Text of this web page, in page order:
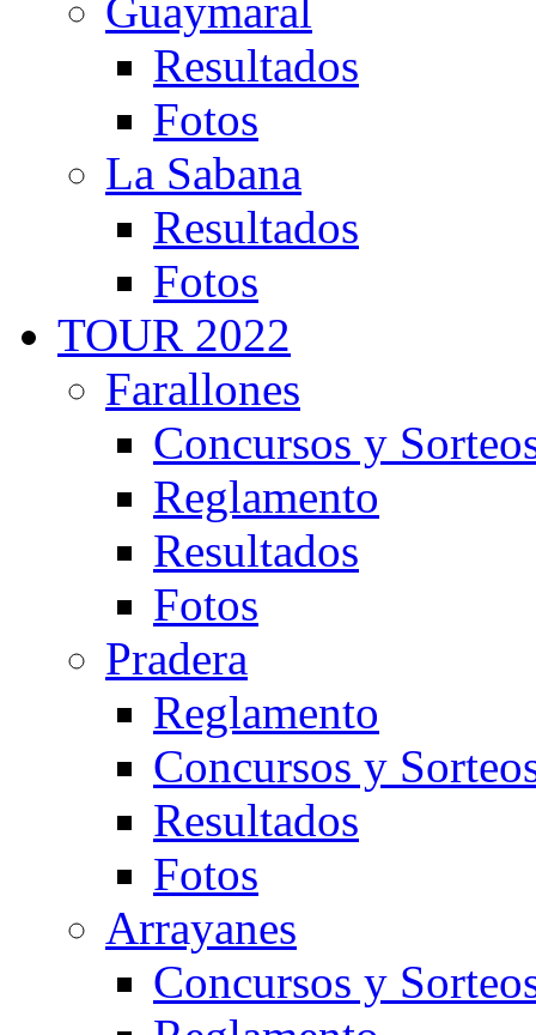
Guaymaral
Resultados
Fotos
La Sabana
Resultados
Fotos
TOUR 2022
Farallones
Concursos y
Reglamento
Resultados
Fotos
Pradera
Reglamento
Concursos y
Resultados
Fotos
Arrayanes
Concursos y